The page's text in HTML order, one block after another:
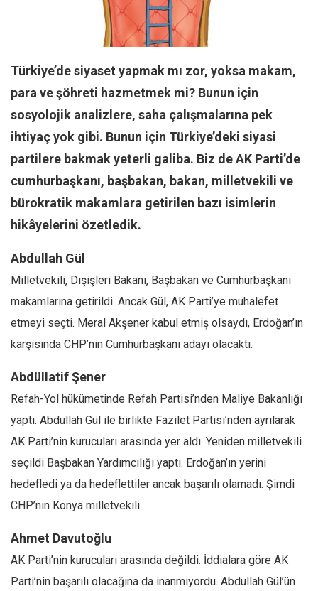
Facebook
Instagram
Editörden
Kemal Özer
Mahmut Toptaş
Yvonne Ridley
Barış Tarımcıoğlu
Ömer Kayani
Leyla Şerif Emin
Selçuk Türkyılmaz
Mehmet Ali Tekin
Amina S. Jenenkovic
Esra Elönü
» Yazar arşivi
Bu Sayı
Tüm Sayılar
Kategoriler
Kültür Sanat
Kitap
Türkiye’de siyaset yapmak mı zor, yoksa makam,
para ve şöhreti hazmetmek mi? Bunun için
sosyolojik analizlere, saha çalışmalarına pek
ihtiyaç yok gibi. Bunun için Türkiye’deki siyasi
partilere bakmak yeterli galiba. Biz de AK Parti’de
cumhurbaşkanı, başbakan, bakan, milletvekili ve
bürokratik makamlara getirilen bazı isimlerin
hikâyelerini özetledik.
Abdullah Gül
Milletvekili, Dışişleri Bakanı, Başbakan ve Cumhurbaşkanı
makamlarına getirildi. Ancak Gül, AK Parti’ye muhalefet
etmeyi seçti. Meral Akşener kabul etmiş olsaydı, Erdoğan’ın
karşısında CHP’nin Cumhurbaşkanı adayı olacaktı.
Abdüllatif Şener
Refah-Yol hükümetinde Refah Partisi’nden Maliye Bakanlığı
yaptı. Abdullah Gül ile birlikte Fazilet Partisi’nden ayrılarak
AK Parti’nin kurucuları arasında yer aldı. Yeniden milletvekili
seçildi Başbakan Yardımcılığı yaptı. Erdoğan’ın yerini
hedefledi ya da hedeflettiler ancak başarılı olamadı. Şimdi
CHP’nin Konya milletvekili.
Ahmet Davutoğlu
AK Parti’nin kurucuları arasında değildi. İddialara göre AK
Parti’nin başarılı olacağına da inanmıyordu. Abdullah Gül’ün